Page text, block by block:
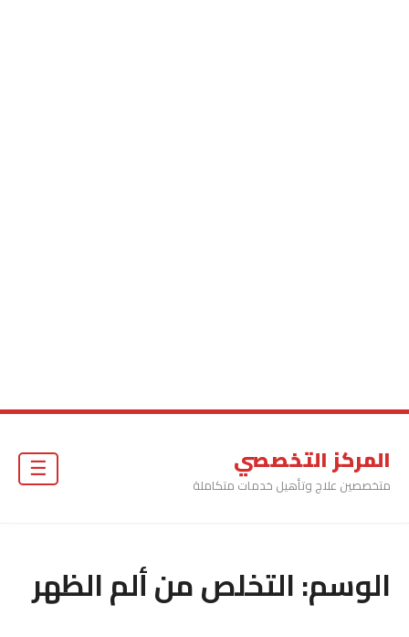
المركز التخصصي
متخصصين علاج وتأهيل خدمات متكاملة
الوسم:التخلص من ألم الظهر